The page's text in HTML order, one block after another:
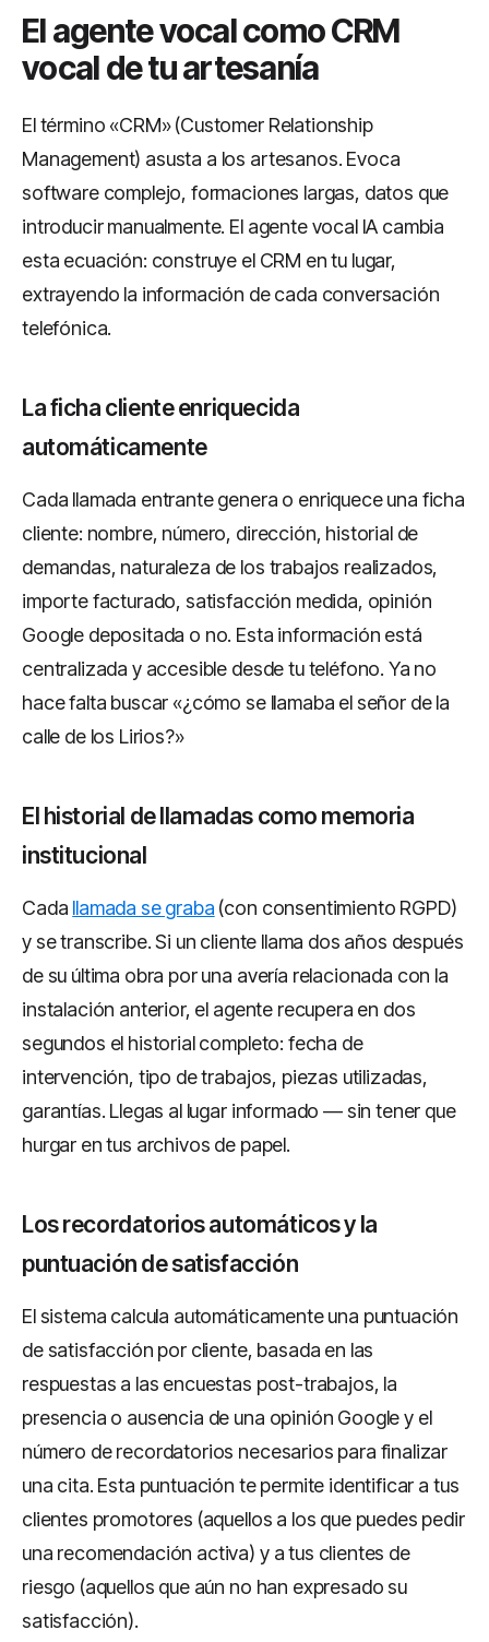
El agente vocal como CRM
vocal de tu artesanía
El término «CRM» (Customer Relationship
Management) asusta a los artesanos. Evoca
software complejo, formaciones largas, datos que
introducir manualmente. El agente vocal IA cambia
esta ecuación: construye el CRM en tu lugar,
extrayendo la información de cada conversación
telefónica.
La ficha cliente enriquecida
automáticamente
Cada llamada entrante genera o enriquece una ficha
cliente: nombre, número, dirección, historial de
demandas, naturaleza de los trabajos realizados,
importe facturado, satisfacción medida, opinión
Google depositada o no. Esta información está
centralizada y accesible desde tu teléfono. Ya no
hace falta buscar «¿cómo se llamaba el señor de la
calle de los Lirios?»
El historial de llamadas como memoria
institucional
Cada llamada se graba (con consentimiento RGPD)
y se transcribe. Si un cliente llama dos años después
de su última obra por una avería relacionada con la
instalación anterior, el agente recupera en dos
segundos el historial completo: fecha de
intervención, tipo de trabajos, piezas utilizadas,
garantías. Llegas al lugar informado — sin tener que
hurgar en tus archivos de papel.
Los recordatorios automáticos y la
puntuación de satisfacción
El sistema calcula automáticamente una puntuación
de satisfacción por cliente, basada en las
respuestas a las encuestas post-trabajos, la
presencia o ausencia de una opinión Google y el
número de recordatorios necesarios para finalizar
una cita. Esta puntuación te permite identificar a tus
clientes promotores (aquellos a los que puedes pedir
una recomendación activa) y a tus clientes de
riesgo (aquellos que aún no han expresado su
satisfacción).